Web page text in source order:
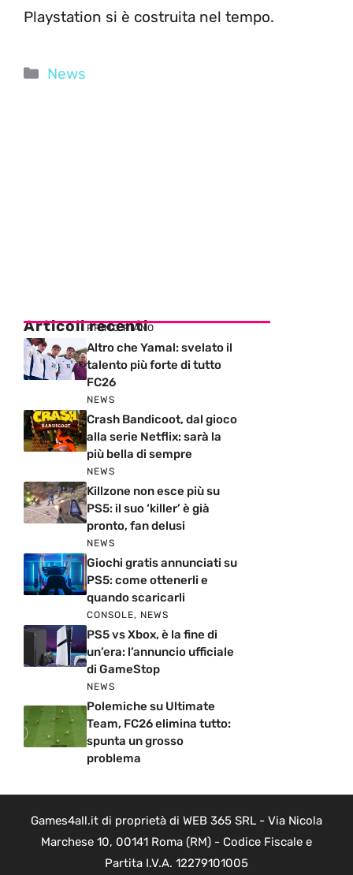
Playstation si è costruita nel tempo.
Categorie
News
Articoli recenti
PRIMO PIANO
Altro che Yamal: svelato il
talento più forte di tutto
FC26
NEWS
Crash Bandicoot, dal gioco
alla serie Netflix: sarà la
più bella di sempre
NEWS
Killzone non esce più su
PS5: il suo ‘killer’ è già
pronto, fan delusi
NEWS
Giochi gratis annunciati su
PS5: come ottenerli e
quando scaricarli
CONSOLE, NEWS
PS5 vs Xbox, è la fine di
un’era: l’annuncio ufficiale
di GameStop
NEWS
Polemiche su Ultimate
Team, FC26 elimina tutto:
spunta un grosso
problema
Games4all.it di proprietà di WEB 365 SRL - Via Nicola
Marchese 10, 00141 Roma (RM) - Codice Fiscale e
Partita I.V.A. 12279101005